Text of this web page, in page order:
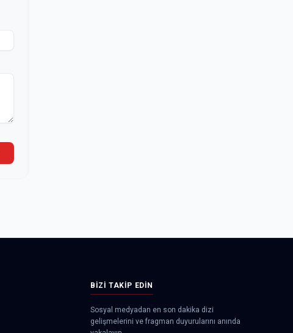
BIZI TAKIP EDIN
Sosyal medyadan en son dakika dizi
gelişmelerini ve fragman duyurularını anında